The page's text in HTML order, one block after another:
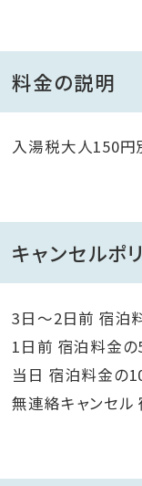
料金の説明
入湯税大人150円
キャンセルポ
3日～2日前 宿泊
1日前 宿泊料金の
当日 宿泊料金の
無連絡キャンセ